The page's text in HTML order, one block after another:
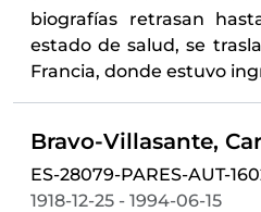
biografías retrasan
estado de salud, se
Francia, donde estuvo
ES-28079-PARES-AUT-
1918-12-25 - 1994-06-15